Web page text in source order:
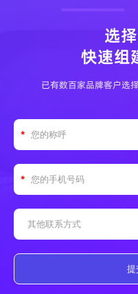
选
快速组
已有数百家品牌客户选
提